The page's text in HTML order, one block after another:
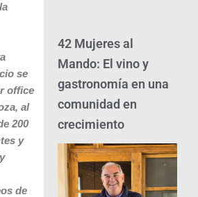
se
office
al
200
y
de
42 Mujeres al
Mando: El vino y
gastronomía en una
comunidad en
crecimiento